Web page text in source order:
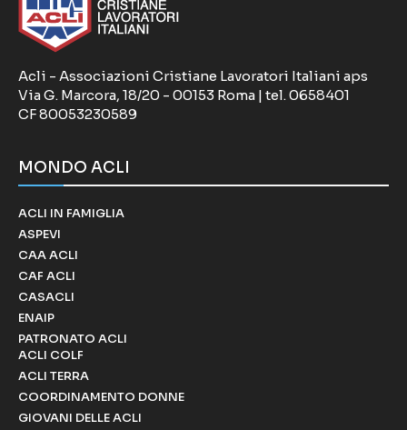
Acli - Associazioni Cristiane Lavoratori Italiani aps
Via G. Marcora, 18/20 - 00153 Roma | tel. 0658401
CF 80053230589
MONDO ACLI
ACLI IN FAMIGLIA
ASPEVI
CAA ACLI
CAF ACLI
CASACLI
ENAIP
PATRONATO ACLI
ACLI COLF
ACLI TERRA
COORDINAMENTO DONNE
GIOVANI DELLE ACLI